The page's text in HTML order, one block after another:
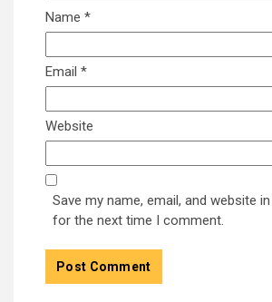
Name *
Email *
Website
Save my name, email, and website
for the next time I comment.